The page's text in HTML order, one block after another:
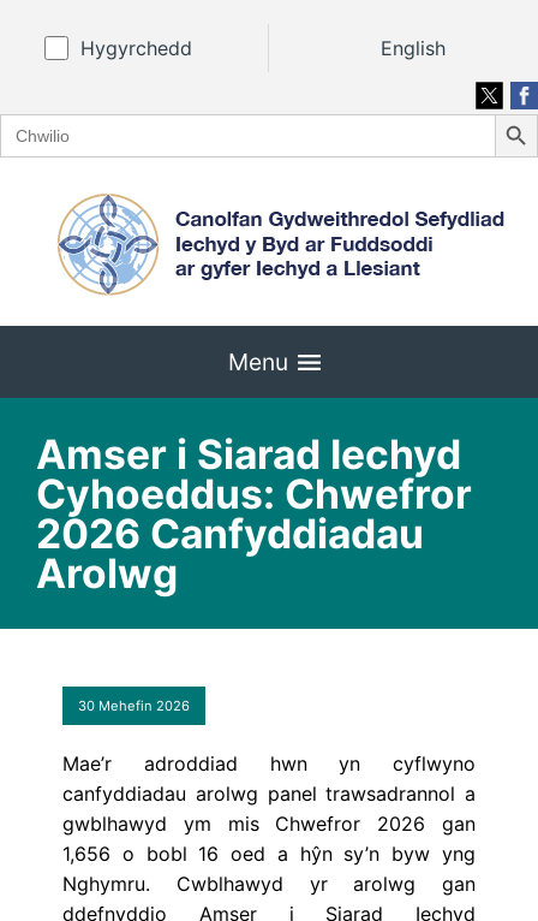
Hygyrchedd English
Search
for:
Menu
Amser i Siarad Iechyd
Cyhoeddus: Chwefror
2026 Canfyddiadau
Arolwg
30 Mehefin 2026
Mae’r adroddiad hwn yn cyflwyno
canfyddiadau arolwg panel trawsadrannol a
gwblhawyd ym mis Chwefror 2026 gan
1,656 o bobl 16 oed a hŷn sy’n byw yng
Nghymru. Cwblhawyd yr arolwg gan
ddefnyddio Amser i Siarad Iechyd